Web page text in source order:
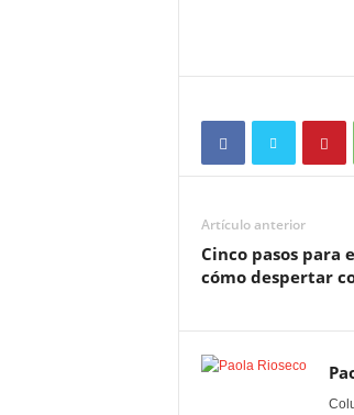
Artículo anterior
Cinco pasos para
cómo despertar